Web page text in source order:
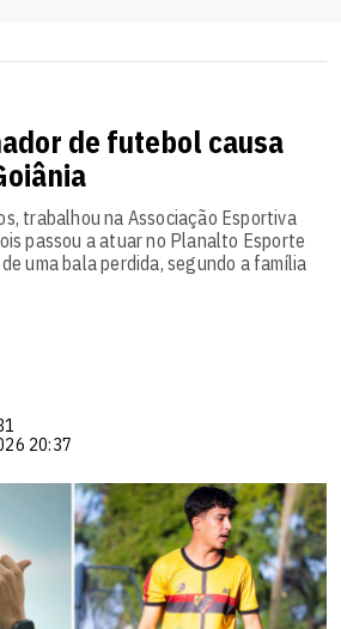
de futebol causa
trabalhou na Associação Esportiva
passou a atuar no Planalto Esporte
uma bala perdida, segundo a família
20:37